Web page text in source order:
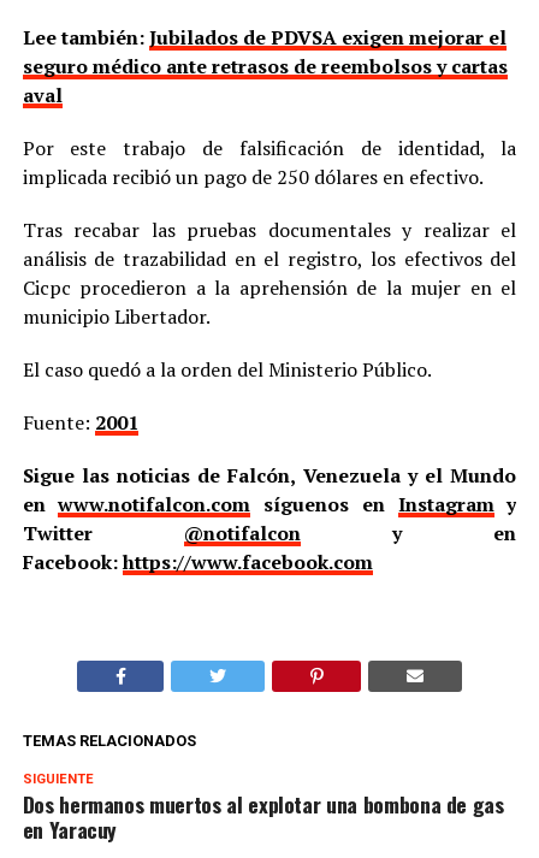
Lee también:Jubilados de PDVSA exigen mejorar el
seguro médico ante retrasos de reembolsos y cartas
aval
Por este trabajo de falsificación de identidad, la
implicada recibió un pago de 250 dólares en efectivo.
Tras recabar las pruebas documentales y realizar el
análisis de trazabilidad en el registro, los efectivos del
Cicpc procedieron a la aprehensión de la mujer en el
municipio Libertador.
El caso quedó a la orden del Ministerio Público.
Fuente: 2001
Sigue las noticias de Falcón, Venezuela y el Mundo
enwww.notifalcon.com síguenos en Instagramy
Twitter @notifalcony en
Facebook:https://www.facebook.com
TEMAS RELACIONADOS
SIGUIENTE
Dos hermanos muertos al explotar una bombona de gas
en Yaracuy